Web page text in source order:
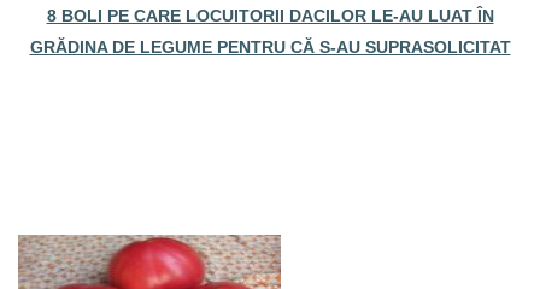
8 BOLI PE CARE LOCUITORII DACILOR LE-AU LUAT ÎN
GRĂDINA DE LEGUME PENTRU CĂ S-AU SUPRASOLICITAT